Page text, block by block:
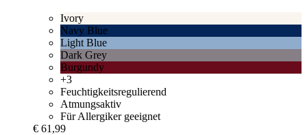
Ivory
Navy Blue
Light Blue
Dark Grey
Burgundy
+3
Feuchtigkeitsregulierend
Atmungsaktiv
Für Allergiker geeignet
€ 61,99